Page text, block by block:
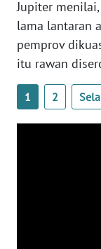
Jupiter
lama lantaran
pemprov
itu rawan
1 2
PAPUA
WN
PAPUA
WN
RIAU